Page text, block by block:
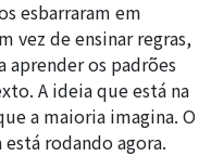
esbarraram em
vez de ensinar regras,
os padrões
A ideia que está na
a maioria imagina. O
rodando agora.